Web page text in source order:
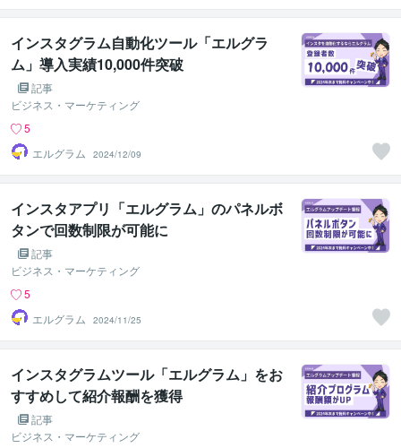
インスタグラム自動化ツール「エルグラ
ム」導入実績10,000件突破
記事
ビジネス・マーケティング
5
エルグラム
2024/12/09
インスタアプリ「エルグラム」のパネルボ
タンで回数制限が可能に
記事
ビジネス・マーケティング
5
エルグラム
2024/11/25
インスタグラムツール「エルグラム」をお
すすめして紹介報酬を獲得
記事
ビジネス・マーケティング